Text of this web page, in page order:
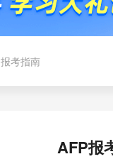
报考指南
AFP报